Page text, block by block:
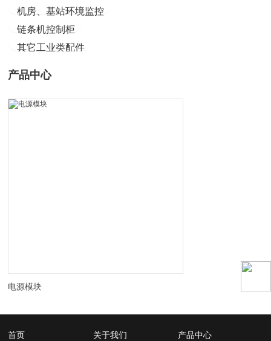
机房、基站环境监控
链条机控制柜
其它工业类配件
产品中心
电源模块
首页 关于我们 产品中心